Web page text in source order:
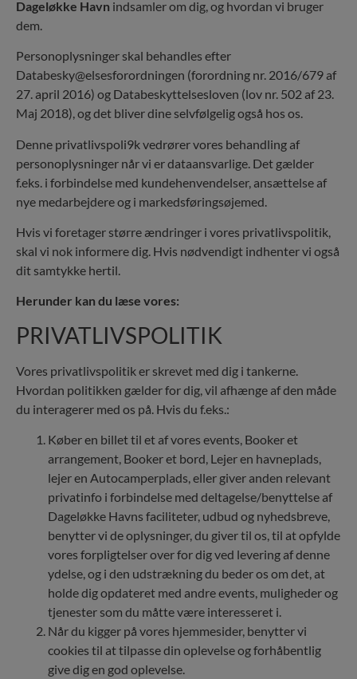
Dageløkke Havn indsamler om dig, og hvordan vi bruger
dem.
Personoplysninger skal behandles efter
Databesky@elsesforordningen (forordning nr. 2016/679 af
27. april 2016) og Databeskyttelsesloven (lov nr. 502 af 23.
Maj 2018), og det bliver dine selvfølgelig også hos os.
Denne privatlivspoli9k vedrører vores behandling af
personoplysninger når vi er dataansvarlige. Det gælder
f.eks. i forbindelse med kundehenvendelser, ansættelse af
nye medarbejdere og i markedsføringsøjemed.
Hvis vi foretager større ændringer i vores privatlivspolitik,
skal vi nok informere dig. Hvis nødvendigt indhenter vi også
dit samtykke hertil.
Herunder kan du læse vores:
PRIVATLIVSPOLITIK
Vores privatlivspolitik er skrevet med dig i tankerne.
Hvordan politikken gælder for dig, vil afhænge af den måde
du interagerer med os på. Hvis du f.eks.:
Køber en billet til et af vores events, Booker et
arrangement, Booker et bord, Lejer en havneplads,
lejer en Autocamperplads, eller giver anden relevant
privatinfo i forbindelse med deltagelse/benyttelse af
Dageløkke Havns faciliteter, udbud og nyhedsbreve,
benytter vi de oplysninger, du giver til os, til at opfylde
vores forpligtelser over for dig ved levering af denne
ydelse, og i den udstrækning du beder os om det, at
holde dig opdateret med andre events, muligheder og
tjenester som du måtte være interesseret i.
Når du kigger på vores hjemmesider, benytter vi
cookies til at tilpasse din oplevelse og forhåbentlig
give dig en god oplevelse.